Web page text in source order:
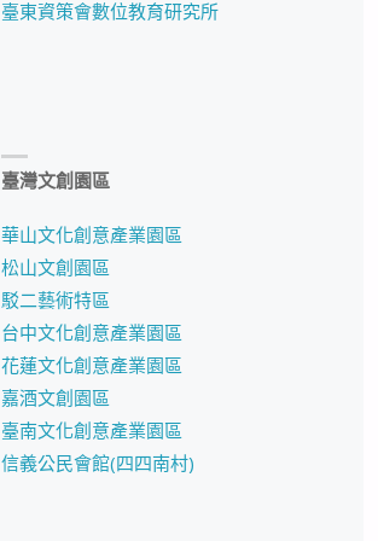
臺東資策會數位教育研究所
臺灣文創園區
華山文化創意產業園區
松山文創園區
駁二藝術特區
台中文化創意產業園區
花蓮文化創意產業園區
嘉酒文創園區
臺南文化創意產業園區
信義公民會館(四四南村)